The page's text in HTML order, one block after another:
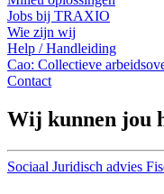
Jobs bij TRAXIO
Wie zijn wij
Help / Handleiding
Cao: Collectieve
Contact
Wij kunnen jou
Sociaal Juridisch advies